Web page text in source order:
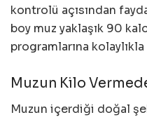
kontrolü açısından
boy muz yaklaşık 90
programlarına
Muzun Kilo
Muzun içerdiği doğal